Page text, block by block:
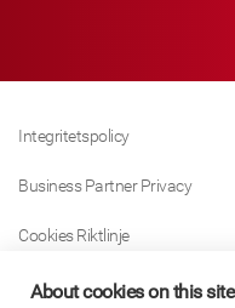
Integritetspolicy
Business Partner Privacy
Cookies Riktlinje
Modern Slavery Act Policy
About cookies on this site